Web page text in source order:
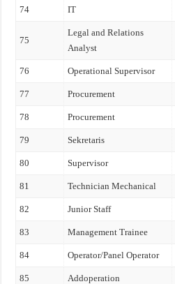
74 IT
75
Legal and Relations
Analyst
76 Operational Supervisor
77 Procurement
78 Procurement
79 Sekretaris
80 Supervisor
81 Technician Mechanical
82 Junior Staff
83 Management Trainee
84 Operator/Panel Operator
85 Addoperation